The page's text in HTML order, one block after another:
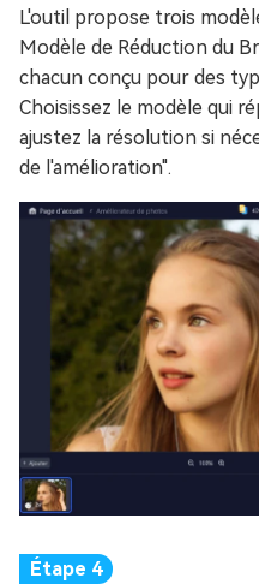
L'outil propose trois
Modèle de Réduction du
chacun conçu pour des
Choisissez le modèle qui
ajustez la résolution si
de l'amélioration".